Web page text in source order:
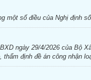
một số điều của Nghị định
ngày 29/4/2026 của Bộ
định đề án công nhận